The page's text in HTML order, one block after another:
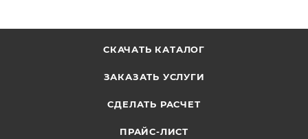
СКАЧАТЬ КАТАЛОГ
ЗАКАЗАТЬ УСЛУГИ
СДЕЛАТЬ РАСЧЕТ
ПРАЙС-ЛИСТ